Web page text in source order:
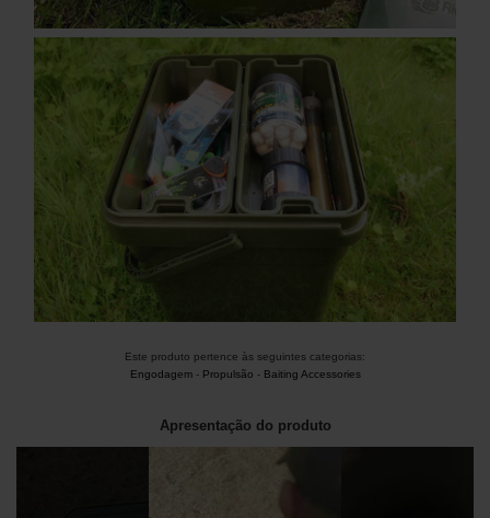
Este produto pertence às seguintes categorias:
Engodagem- Propulsão - Baiting Accessories
Apresentação do produto